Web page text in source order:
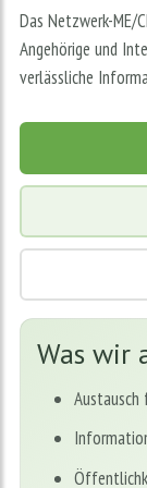
Das Netzwerk-
Angehörige und
verlässliche
Was wir
Austausch